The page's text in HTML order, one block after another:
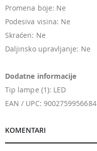
Promena boje: Ne
Podesiva visina: Ne
Skraćen: Ne
Daljinsko upravljanje: Ne
Dodatne informacije
Tip lampe (1): LED
EAN / UPC: 9002759956684
KOMENTARI